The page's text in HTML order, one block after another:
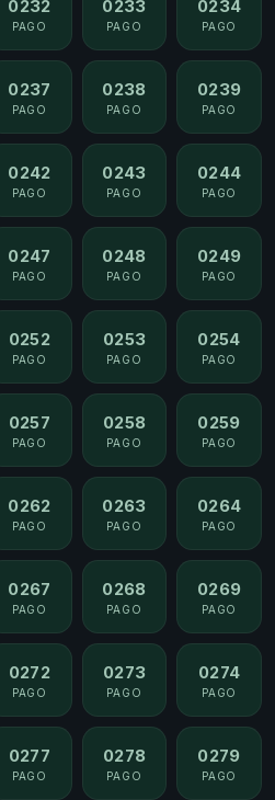
0232
PAGO
0233
PAGO
0234
PAGO
0237
PAGO
0238
PAGO
0239
PAGO
0242
PAGO
0243
PAGO
0244
PAGO
0247
PAGO
0248
PAGO
0249
PAGO
0252
PAGO
0253
PAGO
0254
PAGO
0257
PAGO
0258
PAGO
0259
PAGO
0262
PAGO
0263
PAGO
0264
PAGO
0267
PAGO
0268
PAGO
0269
PAGO
0272
PAGO
0273
PAGO
0274
PAGO
0277
PAGO
0278
PAGO
0279
PAGO